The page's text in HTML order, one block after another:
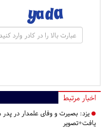
اخبار مرتبط
یزد: بصیرت و وفای علمدار در
یافت+تصویر